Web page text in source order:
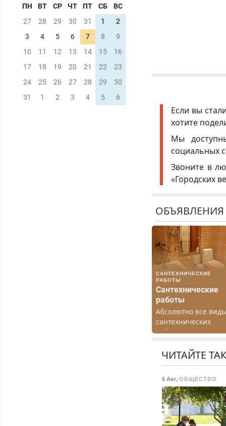
Если вы
хотите
Мы
социальных
Звоните в
«Городских
ОБЪЯВЛЕНИЯ
САНТЕХНИЧЕСКИЕ
РАБОТЫ
Сантехнические
работы
Абсолютно все
сантехнических
работ. Быстро.
Недорого.
ЧИТАЙТЕ
6 Авг,ОБЩЕСТВО
ПН
ВТ СР ЧТ ПТ СБ
ВС
27
28 29 30 31 1
2
3
4 5 6 7 8
9
10
11 12 13 14 15
16
17
18 19 20 21 22
23
24
25 26 27 28 29
30
31
1 2 3 4 5 6